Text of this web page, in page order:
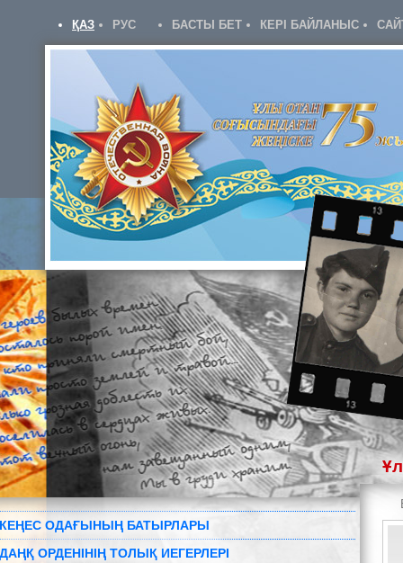
ҚАЗ РУС БАСТЫ БЕТ КЕРІ БАЙЛАНЫС
КЕҢЕС ОДАҒЫНЫҢ БАТЫРЛАРЫ
ДАҢҚ ОРДЕНІНІҢ ТОЛЫҚ ИЕГЕРЛЕРІ